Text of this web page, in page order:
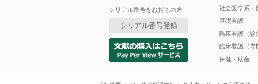
シリアル番号をお持ちの方
シリアル番号登録
社会医学系・
基礎看護
臨床看護（診
臨床看護（専
保健・助産